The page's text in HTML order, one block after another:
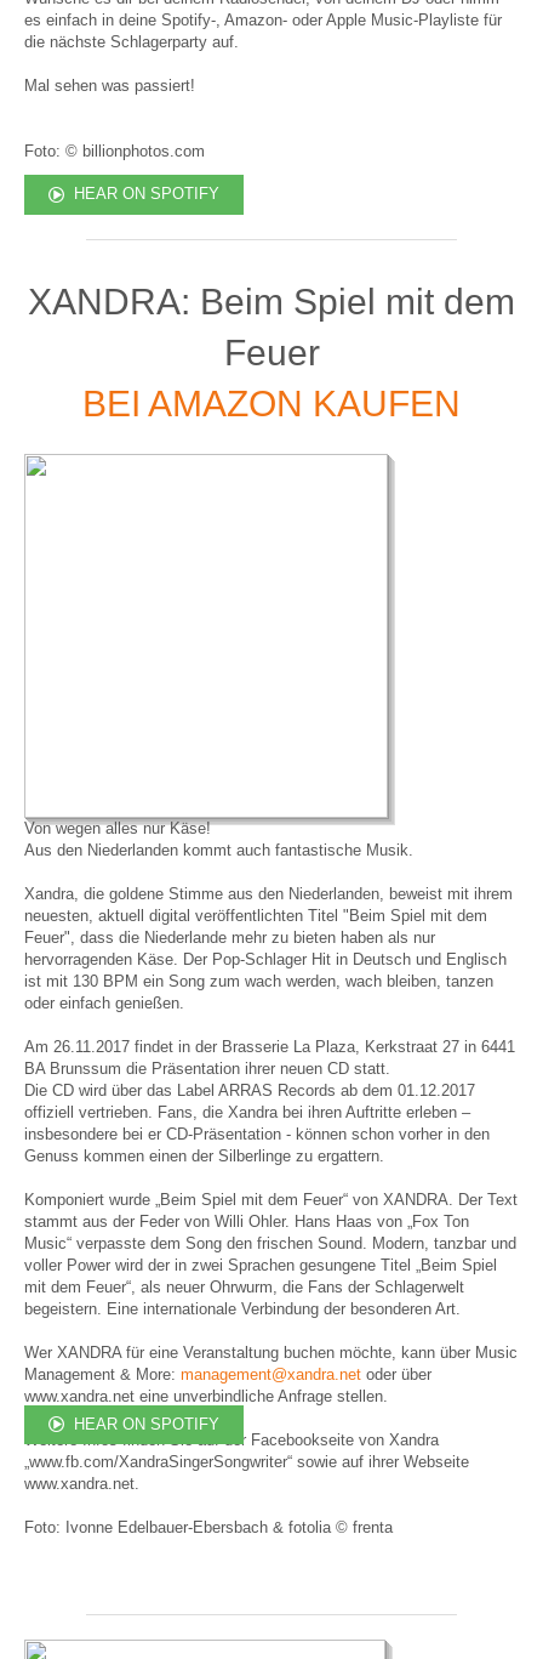
es einfach in deine Spotify-, Amazon- oder Apple Music-Playliste für
die nächste Schlagerparty auf.
Mal sehen was passiert!
Foto: © billionphotos.com
HEAR ON SPOTIFY
XANDRA: Beim Spiel mit dem
Feuer
BEI AMAZON KAUFEN
Von wegen alles nur Käse!
Aus den Niederlanden kommt auch fantastische Musik.
Xandra, die goldene Stimme aus den Niederlanden, beweist mit ihrem
neuesten, aktuell digital veröffentlichten Titel "Beim Spiel mit dem
Feuer", dass die Niederlande mehr zu bieten haben als nur
hervorragenden Käse. Der Pop-Schlager Hit in Deutsch und Englisch
ist mit 130 BPM ein Song zum wach werden, wach bleiben, tanzen
oder einfach genießen.
Am 26.11.2017 findet in der Brasserie La Plaza, Kerkstraat 27 in 6441
BA Brunssum die Präsentation ihrer neuen CD statt.
Die CD wird über das Label ARRAS Records ab dem 01.12.2017
offiziell vertrieben. Fans, die Xandra bei ihren Auftritte erleben –
insbesondere bei er CD-Präsentation - können schon vorher in den
Genuss kommen einen der Silberlinge zu ergattern.
Komponiert wurde „Beim Spiel mit dem Feuer“ von XANDRA. Der Text
stammt aus der Feder von Willi Ohler. Hans Haas von „Fox Ton
Music“ verpasste dem Song den frischen Sound. Modern, tanzbar und
voller Power wird der in zwei Sprachen gesungene Titel „Beim Spiel
mit dem Feuer“, als neuer Ohrwurm, die Fans der Schlagerwelt
begeistern. Eine internationale Verbindung der besonderen Art.
Wer XANDRA für eine Veranstaltung buchen möchte, kann über Music
Management & More: management@xandra.net oder über
www.xandra.net eine unverbindliche Anfrage stellen.
Weitere Infos finden Sie auf der Facebookseite von Xandra
„www.fb.com/XandraSingerSongwriter“ sowie auf ihrer Webseite
www.xandra.net.
Foto: Ivonne Edelbauer-Ebersbach & fotolia © frenta
HEAR ON SPOTIFY